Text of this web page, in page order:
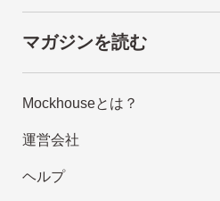
マガジンを読む
Mockhouseとは？
運営会社
ヘルプ